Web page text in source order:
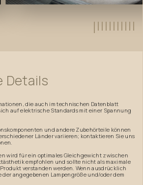
Details
die auch im technischen Datenblatt
auf elektrische Standards mit einer Spannung
und andere Zubehörteile können
Länder variieren; kontaktieren Sie uns
wird für ein optimales Gleichgewicht zwischen
empfohlen und sollte nicht als maximale
verstanden werden. Wenn ausdrücklich
angegebenen Lampengröße und/oder dem